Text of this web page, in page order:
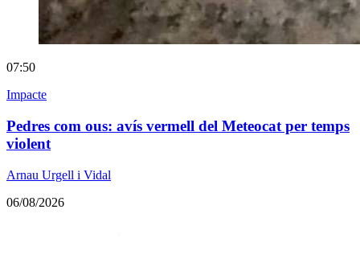
07:50
Impacte
Pedres com ous: avís vermell del Meteocat per temps
violent
Arnau Urgell i Vidal
06/08/2026